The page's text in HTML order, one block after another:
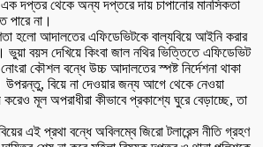
এক দপ্তর থেকে অন্য দপ্তরে দায় চাপানোর মানসিকতা
পারে না।
হলো আদালতের এফিডেভিটকে বাল্যবিয়ে আইনি করার
ভুয়া বয়স দেখিয়ে কিংবা জাল নথির ভিত্তিতে এফিডেভিট
কৌশল বন্ধে উচ্চ আদালতের স্পষ্ট নির্দেশনা থাকা
উপরন্তু, বিয়ে না দেওয়ার জন্য আগে থেকে নেওয়া
করেও মূল অপরাধীরা কীভাবে প্রকাশ্যে ঘুরে বেড়াচ্ছে, তা
এই প্রথা বন্ধে অবিলম্বে জিরো টলারেন্স নীতি গ্রহণ